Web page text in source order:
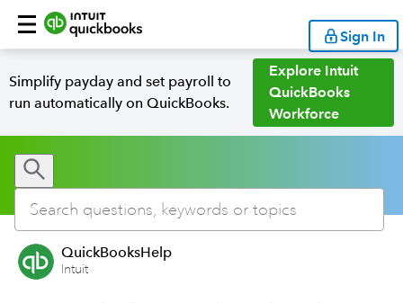
Sign In
Simplify payday and set payroll to
run automatically on QuickBooks.
Explore Intuit
QuickBooks
Workforce
QuickBooksHelp
Intuit